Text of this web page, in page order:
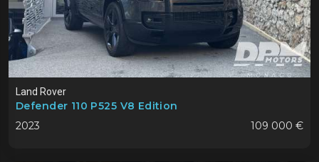
Land Rover
Defender 110 P525 V8 Edition
2023
109 000 €